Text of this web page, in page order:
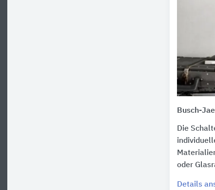
Busch-
Die
oder
Details